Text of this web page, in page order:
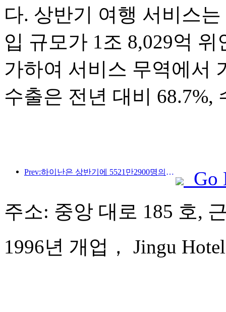
다. 상반기 여행 서비스
입 규모가 1조 8,029억
가하여 서비스 무역에서
수출은 전년 대비 68.7%,
Prev:하이난은 상반기에 5521만2900명의 관광객을 맞이했습니다.
Go
주소: 중앙 대로 185 호,
1996년 개업， Jingu